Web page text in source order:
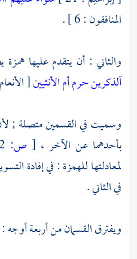
المنافقون : 6 ] .
والثاني : أن يتقدم عليها
آلذكرين حرم أم الأنثيين[ الأنعام :
وسميت في القسمين متصلة ;
بأحدهما عن الآخر ، [ ص:
لمعادلتها للهمزة : في إفادة
في الثاني .
ويفترق القسمان من أربعة أوجه :